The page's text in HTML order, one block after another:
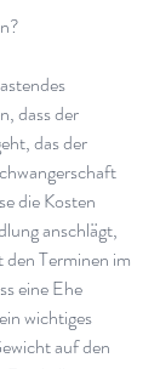
dass der
das der
die Kosten
anschlägt,
Terminen im
eine Ehe
wichtiges
auf den